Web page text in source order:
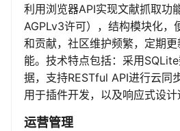
利用浏览器API实现文献抓取功
AGPLv3许可），结构模块化，
和贡献，社区维护频繁，定期
能。技术特点包括：采用
据，支持RESTful API进行云同
用于插件开发，以及响应式设计
运营管理